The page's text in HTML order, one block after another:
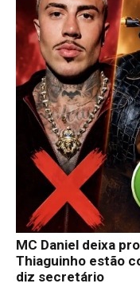
MC Daniel deixa
Thiaguinho estão
diz secretário